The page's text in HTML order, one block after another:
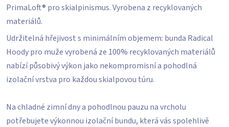
PrimaLoft® pro skialpinismus. Vyrobena z recyklovaných
materiálů.
Udržitelná hřejivost s minimálním objemem: bunda Radical
Hoody pro muže vyrobená ze 100% recyklovaných materiálů
nabízí působivý výkon jako nekompromisní a pohodlná
izolační vrstva pro každou skialpovou túru.
Na chladné zimní dny a pohodlnou pauzu na vrcholu
potřebujete výkonnou izolační bundu, která vás spolehlivě